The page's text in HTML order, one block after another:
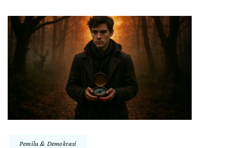
Pemilu & Demokrasi